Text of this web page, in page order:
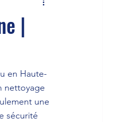
|
en Haute-
nettoyage
une
sécurité